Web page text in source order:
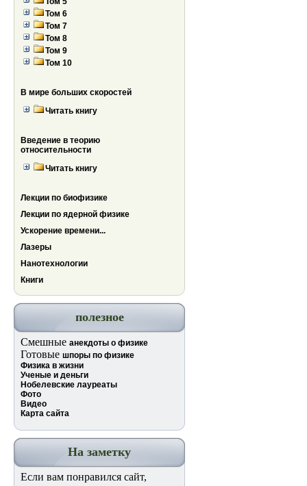
Том 6
Том 7
Том 8
Том 9
Том 10
В мире больших скоростей
Читать книгу
Введение в теорию
относительности
Читать книгу
Лекции по биофизике
Лекции по ядерной физике
Ускорение времени...
Лазеры
Нанотехнологии
Книги
полезное
Смешные анекдоты о физике
Готовые шпоры по физике
Физика в жизни
Ученые и деньги
Нобелевские лауреаты
Фото
Видео
Карта сайта
На заметку
Если вам понравился сайт,